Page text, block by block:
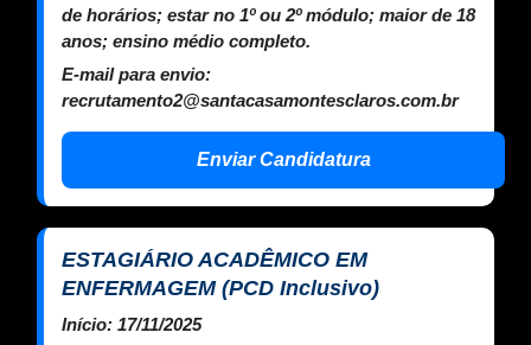
de horários; estar no 1º ou 2º módulo; maior de 18
anos; ensino médio completo.
E-mail para envio:
recrutamento2@santacasamontesclaros.com.br
Enviar Candidatura
ESTAGIÁRIO ACADÊMICO EM
ENFERMAGEM (PCD Inclusivo)
Início: 17/11/2025